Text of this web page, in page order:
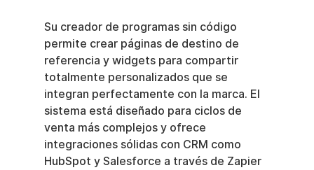
Su creador de programas sin código
permite crear páginas de destino de
referencia y widgets para compartir
totalmente personalizados que se
integran perfectamente con la marca. El
sistema está diseñado para ciclos de
venta más complejos y ofrece
integraciones sólidas con CRM como
HubSpot y Salesforce a través de Zapier